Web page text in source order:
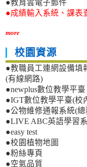
●教育雲電子郵件
●成績輸入系統、課表
more
校園資源
●教職員工連網設備填
(有線網路)
●newplus數位教學平臺
●IGT數位教學平臺(校
●公物維修通報系統(
●LIVE ABC英語學習
●easy test
●校園植物地圖
●粉絲專頁
●空氣品質